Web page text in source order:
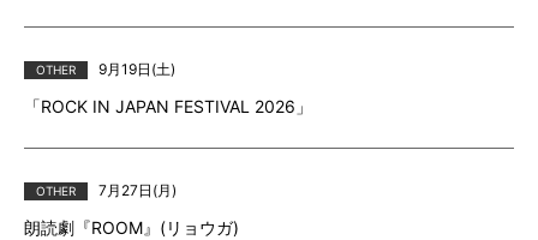
OTHER 9月19日(土)
「ROCK IN JAPAN FESTIVAL 2026」
OTHER 7月27⽇(月)
朗読劇『ROOM』(リョウガ)